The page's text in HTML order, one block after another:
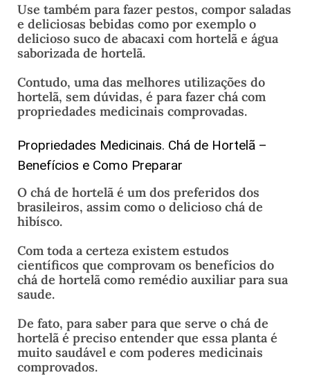
Use também para fazer pestos, compor saladas
e deliciosas bebidas como por exemplo o
delicioso suco de abacaxi com hortelã e água
saborizada de hortelã.
Contudo, uma das melhores utilizações do
hortelã, sem dúvidas, é para fazer chá com
propriedades medicinais comprovadas.
Propriedades Medicinais. Chá de Hortelã –
Benefícios e Como Preparar
O chá de hortelã é um dos preferidos dos
brasileiros, assim como o delicioso chá de
hibísco.
Com toda a certeza existem estudos
científicos que comprovam os benefícios do
chá de hortelã como remédio auxiliar para sua
saude.
De fato, para saber para que serve o chá de
hortelã é preciso entender que essa planta é
muito saudável e com poderes medicinais
comprovados.